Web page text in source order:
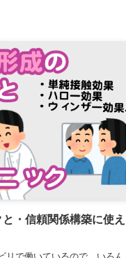
・信頼関係構築に使え